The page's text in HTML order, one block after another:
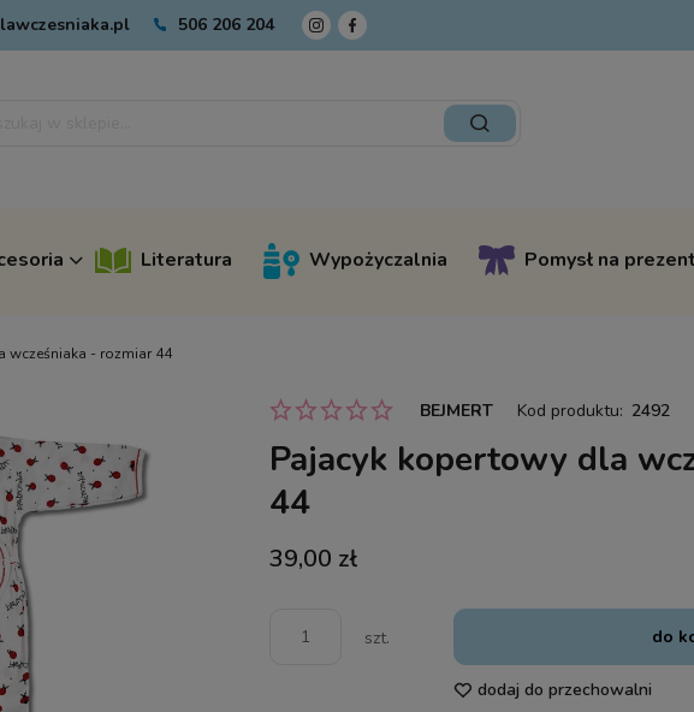
506 206 204
Literatura Wypożyczalnia Pomysł na prezent
wcześniaka - rozmiar 44
BEJMERT Kod produktu: 2492
Pajacyk kopertowy dla
44
39,00 zł
szt. do
dodaj do przechowalni